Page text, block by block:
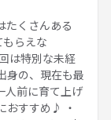
たくさんある
らえな
は特別な未経
身の、現在も最
人前に育て上げ
おすすめ♪ ・